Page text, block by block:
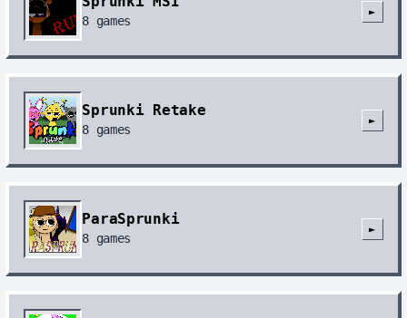
8 games
►
Sprunki Retake
8 games
►
ParaSprunki
8 games
►